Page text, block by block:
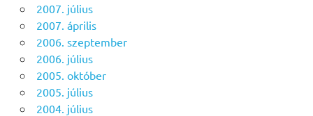
2007. július
2007. április
2006. szeptember
2006. július
2005. október
2005. július
2004. július